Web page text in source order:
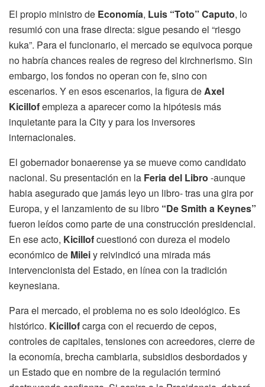
El propio ministro de Economía, Luis “Toto” Caputo, lo
resumió con una frase directa: sigue pesando el “riesgo
kuka”. Para el funcionario, el mercado se equivoca porque
no habría chances reales de regreso del kirchnerismo. Sin
embargo, los fondos no operan con fe, sino con
escenarios. Y en esos escenarios, la figura deAxel
Kicillofempieza a aparecer como la hipótesis más
inquietante para la City y para los inversores
internacionales.
El gobernador bonaerense ya se mueve como candidato
nacional. Su presentación en la Feria del Libro -aunque
habia asegurado que jamás leyo un libro- tras una gira por
Europa, y el lanzamiento de su libro “De Smith a Keynes”
fueron leídos como parte de una construcción presidencial.
En ese acto, Kicillofcuestionó con dureza el modelo
económico de Mileiy reivindicó una mirada más
intervencionista del Estado, en línea con la tradición
keynesiana.
Para el mercado, el problema no es solo ideológico. Es
histórico. Kicillofcarga con el recuerdo de cepos,
controles de capitales, tensiones con acreedores, cierre de
la economía, brecha cambiaria, subsidios desbordados y
un Estado que en nombre de la regulación terminó